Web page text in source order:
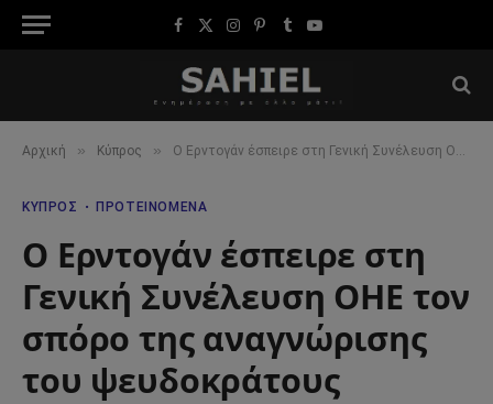
Facebook
X
Instagram
Pinterest
TumblrYouTube
Αρχική » Κύπρος » Ο Ερντογάν έσπειρε στη Γενική Συνέλευση ΟΗΕ τον σπόρο της αναγνώρισης του ψευδοκράτους
ΚΎΠΡΟΣ ΠΡΟΤΕΙΝΌΜΕΝΑ
Ο Ερντογάν έσπειρε στη
Γενική Συνέλευση ΟΗΕ τον
σπόρο της αναγνώρισης
του ψευδοκράτους